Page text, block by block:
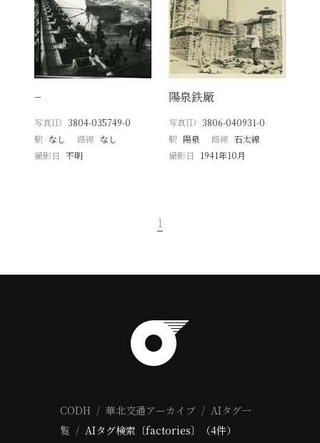
−
写真ID 3804-035749-0
駅 なし 路線 なし
撮影日
不明
陽泉鉄厰
写真ID 3806-040931-0
駅 陽泉 路線 石太線
撮影日
1941年10月
1
CODH 華北交通アーカイブ
AIタグ一
覧
AIタグ検索〔factories〕（4件）